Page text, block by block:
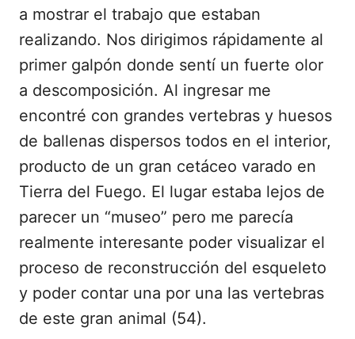
a mostrar el trabajo que estaban
realizando. Nos dirigimos rápidamente al
primer galpón donde sentí un fuerte olor
a descomposición. Al ingresar me
encontré con grandes vertebras y huesos
de ballenas dispersos todos en el interior,
producto de un gran cetáceo varado en
Tierra del Fuego. El lugar estaba lejos de
parecer un “museo” pero me parecía
realmente interesante poder visualizar el
proceso de reconstrucción del esqueleto
y poder contar una por una las vertebras
de este gran animal (54).